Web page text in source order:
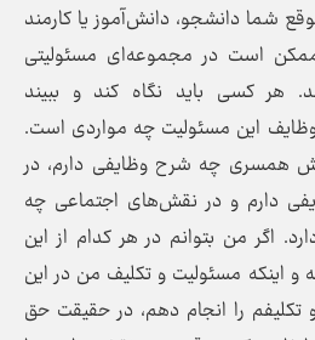
شما دانشجو، دانش‌آموز یا کارمند
است در مجموعه‌ای مسئولیتی
هر کسی باید نگاه کند و ببیند
این مسئولیت چه مواردی است.
همسری چه شرح وظایفی دارم، در
دارم و در نقش‌های اجتماعی چه
اگر من بتوانم در هر کدام از این
و اینکه مسئولیت و تکلیف من در این
را انجام دهم، در حقیقت حق